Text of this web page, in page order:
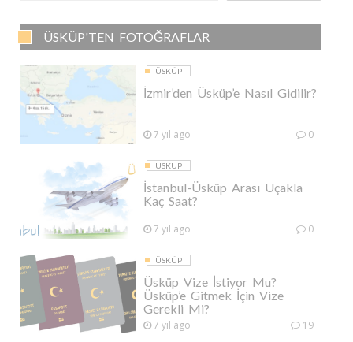
ÜSKÜP'TEN FOTOĞRAFLAR
ÜSKÜP
İzmir’den Üsküp’e Nasıl Gidilir?
7 yıl ago 0
ÜSKÜP
İstanbul-Üsküp Arası Uçakla
Kaç Saat?
7 yıl ago 0
ÜSKÜP
Üsküp Vize İstiyor Mu?
Üsküp’e Gitmek İçin Vize
Gerekli Mi?
7 yıl ago 19